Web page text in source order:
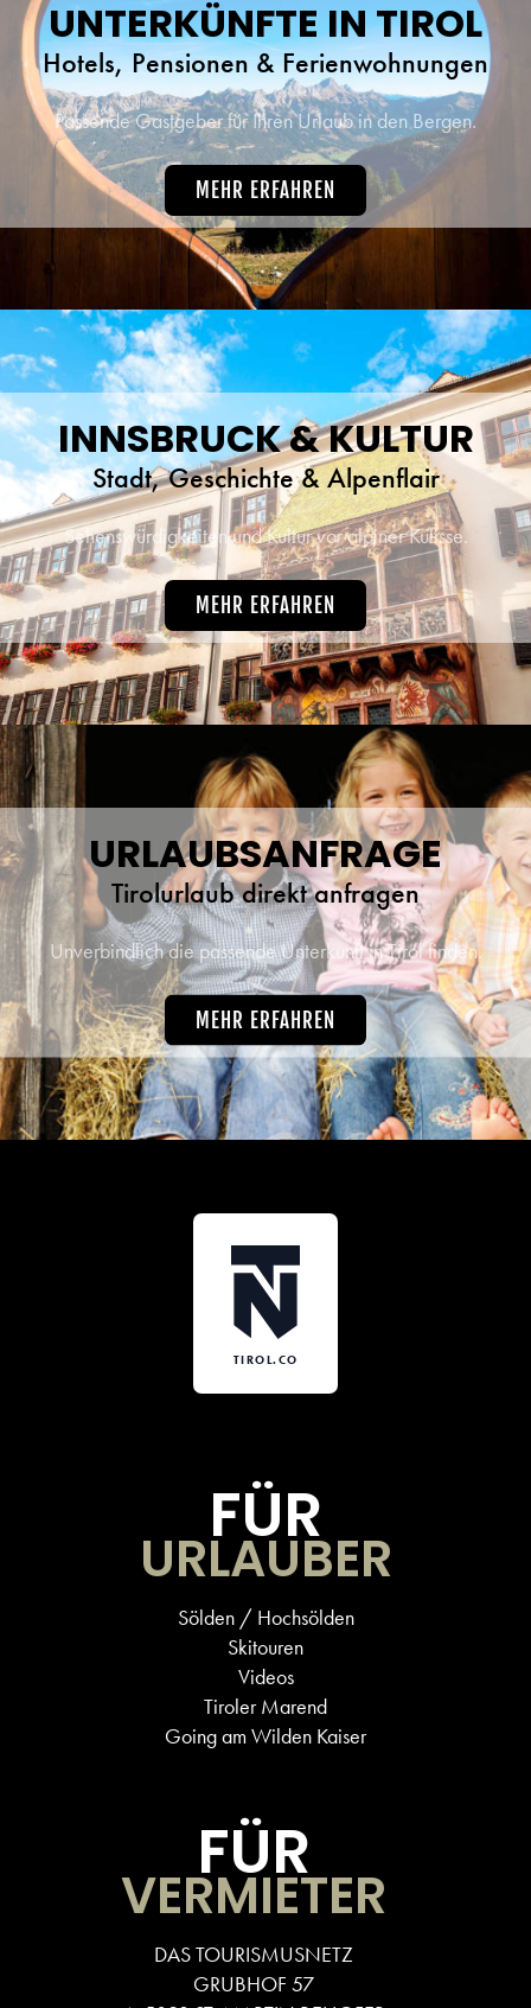
UNTERKÜNFTE IN TIROL
Hotels, Pensionen & Ferienwohnungen
Passende Gastgeber für Ihren Urlaub in den Bergen.
MEHR ERFAHREN
INNSBRUCK & KULTUR
Stadt, Geschichte & Alpenflair
Sehenswürdigkeiten und Kultur vor alpiner Kulisse.
MEHR ERFAHREN
URLAUBSANFRAGE
Tirolurlaub direkt anfragen
Unverbindlich die passende Unterkunft in Tirol finden.
MEHR ERFAHREN
TIROL.CO
FÜR
URLAUBER
Sölden / Hochsölden
Skitouren
Videos
Tiroler Marend
Going am Wilden Kaiser
FÜR
VERMIETER
DAS TOURISMUSNETZ
GRUBHOF 57